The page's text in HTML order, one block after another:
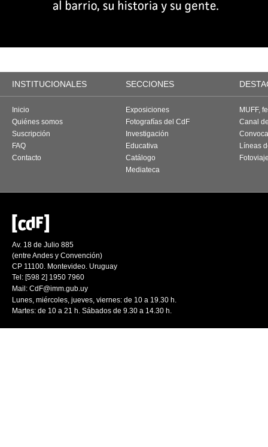
INSTITUCIONALES SECCIONES
Inicio
Quiénes somos
Suscripción
FAQ
Contacto
Exposiciones
Fotografías del CdF
Investigación
Educativa
Catálogo
Mediateca
MUFF,
Canal
Líneas
Av. 18 de Julio 885
(entre Andes y Convención)
CP 11100. Montevideo. Uruguay
Tel: [598 2] 1950 7960
Mail: CdF@imm.gub.uy
Lunes, miércoles, jueves, viernes: de 10 a 19.30 h.
Martes: de 10 a 21 h. Sábados de 9.30 a 14.30 h.